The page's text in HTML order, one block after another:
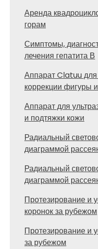
Аренда
горам
Симптомы,
лечения гепатита В
Аппарат Clatuu
коррекции фигуры
Аппарат для
и подтяжки кожи
Радиальный
диаграммой
Радиальный
диаграммой
Протезирование и
коронок за рубежом
Протезирование и
за рубежом